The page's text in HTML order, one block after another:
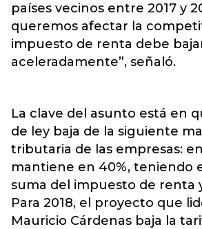
países vecinos entre 2017 y
queremos afectar la
impuesto de renta debe
aceleradamente”, señaló.
La clave del asunto está en
de ley baja de la siguiente
tributaria de las empresas:
mantiene en 40%, teniendo
suma del impuesto de renta
Para 2018, el proyecto que
Mauricio Cárdenas baja la